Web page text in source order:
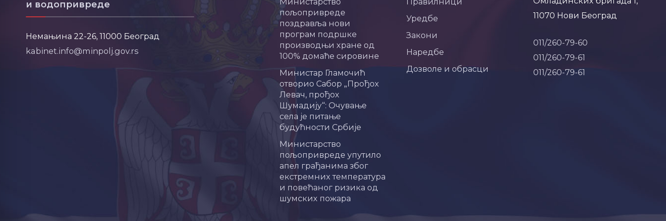
и водопривреде
Немањина 22-26, 11000 Београд
kabinet.info@minpolj.gov.rs
пољопривреде
поздравља нови
програм подршке
производњи хране од
100% домаће сировине
Министар Гламочић
отворио Сабор „Прођох
Левач, прођох
Шумадију“: Очување
села је питање
будућности Србије
Министарство
пољопривреде упутило
апел грађанима због
екстремних температура
и повећаног ризика од
шумских пожара
Уредбе
Закони
Наредбе
Дозволе и обрасци
11070 Нови Београд
011/260-79-60
011/260-79-61
011/260-79-61